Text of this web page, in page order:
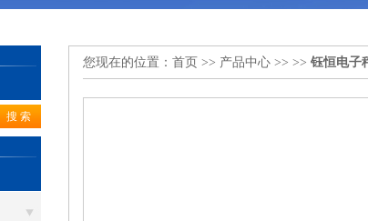
您现在的位置： 首页 >> 产品中心 >> >> 钰恒电子